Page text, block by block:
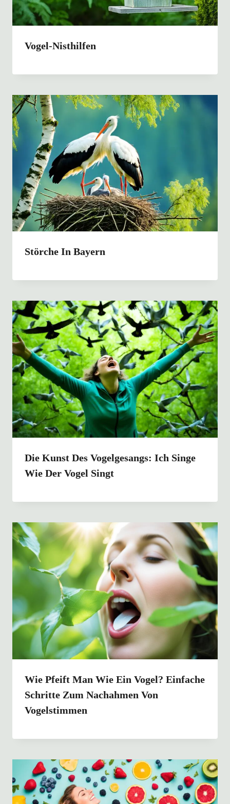
Vogel-Nisthilfen
Störche In Bayern
Die Kunst Des Vogelgesangs: Ich Singe
Wie Der Vogel Singt
Wie Pfeift Man Wie Ein Vogel? Einfache
Schritte Zum Nachahmen Von
Vogelstimmen